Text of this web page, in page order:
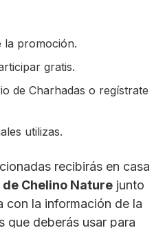
la promoción.
gratis.
de Charhadas o regístrate
utilizas.
recibirás en casa
Chelino Nature junto
con la información de la
que deberás usar para